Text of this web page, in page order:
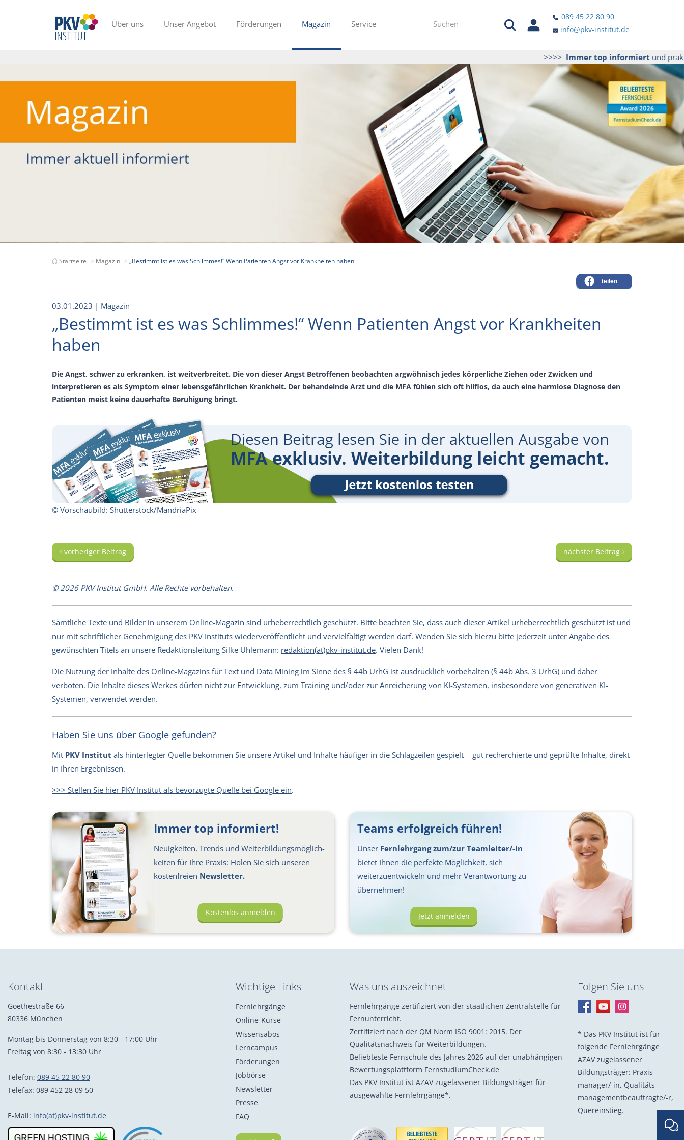
Über uns Unser Angebot Förderungen Magazin Service
089 45 22 80 90
info@pkv-institut.de
>>>>Immer top informiertund
Startseite Magazin „Bestimmt ist es was Schlimmes!“ Wenn Patienten Angst vor Krankheiten haben
teilen
03.01.2023 | Magazin
„Bestimmt ist es was Schlimmes!“ Wenn Patienten Angst vor Krankheiten
haben
Die Angst, schwer zu erkranken, ist weitverbreitet. Die von dieser Angst Betroffenen beobachten argwöhnisch jedes körperliche Ziehen oder Zwicken und
interpretieren es als Symptom einer lebensgefährlichen Krankheit. Der behandelnde Arzt und die MFA fühlen sich oft hilflos, da auch eine harmlose Diagnose den
Patienten meist keine dauerhafte Beruhigung bringt.
© Vorschaubild: Shutterstock/MandriaPix
vorheriger Beitrag nächster Beitrag
© 2026 PKV Institut GmbH. Alle Rechte vorbehalten.
Sämtliche Texte und Bilder in unserem Online-Magazin sind urheberrechtlich geschützt. Bitte beachten Sie, dass auch dieser Artikel urheberrechtlich geschützt ist und
nur mit schriftlicher Genehmigung des PKV Instituts wiederveröffentlicht und vervielfältigt werden darf. Wenden Sie sich hierzu bitte jederzeit unter Angabe des
gewünschten Titels an unsere Redaktionsleitung Silke Uhlemann: redaktion(at)pkv-institut.de. Vielen Dank!
Die Nutzung der Inhalte des Online-Magazins für Text und Data Mining im Sinne des § 44b UrhG ist ausdrücklich vorbehalten (§ 44b Abs. 3 UrhG) und daher
verboten. Die Inhalte dieses Werkes dürfen nicht zur Entwicklung, zum Training und/oder zur Anreicherung von KI-Systemen, insbesondere von generativen KI-
Systemen, verwendet werden.
Haben Sie uns über Google gefunden?
Mit PKV Institut als hinterlegter Quelle bekommen Sie unsere Artikel und Inhalte häufiger in die Schlagzeilen gespielt − gut recherchierte und geprüfte Inhalte, direkt
in Ihren Ergebnissen.
>>> Stellen Sie hier PKV Institut als bevorzugte Quelle bei Google ein.
Immer top informiert!
Neuigkeiten, Trends und Weiter­bil­dungs­möglich­
keiten für Ihre Praxis: Holen Sie sich unseren
kosten­freien Newsletter.
Kostenlos anmelden
Teams erfolgreich führen!
Unser Fernlehrgang zum/zur Teamleiter/-in
bietet Ihnen die perfekte Möglichkeit, sich
weiterzuentwickeln und mehr Verantwortung zu
übernehmen!
Jetzt anmelden
Kontakt
Goethestraße 66
80336 München
Montag bis Donnerstag von 8:30 - 17:00 Uhr
Freitag von 8:30 - 13:30 Uhr
Telefon: 089 45 22 80 90
Telefax: 089 452 28 09 50
E-Mail: info(at)pkv-institut.de
Wichtige Links
Fernlehrgänge
Online-Kurse
Wissensabos
Lerncampus
Förderungen
Jobbörse
Newsletter
Presse
FAQ
Was uns auszeichnet
Fernlehrgänge zertifiziert von der staatlichen Zentralstelle für
Fernunterricht.
Zertifiziert nach der QM Norm ISO 9001: 2015. Der
Qualitätsnachweis für Weiterbildungen.
Beliebteste Fernschule des Jahres 2026 auf der unabhängigen
Bewertungsplattform FernstudiumCheck.de
Das PKV Institut ist AZAV zugelassener Bildungsträger für
ausgewählte Fernlehrgänge*.
Folgen Sie uns
* Das PKV Institut ist für
folgende Fernlehrgänge
AZAV zugelassener
Bildungsträger: Praxis­
manager/-in, Quali­täts­
management­beauf­tragte/-r,
Quer­einstieg.